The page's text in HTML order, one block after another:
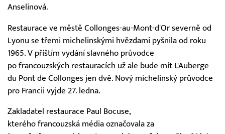
Anselinová.
Restaurace ve městě Collonges-au-Mont-d'Or severně od
Lyonu se třemi michelinskými hvězdami pyšnila od roku
1965. V příštím vydání slavného průvodce
po francouzských restauracích už ale bude mít L'Auberge
du Pont de Collonges jen dvě. Nový michelinský průvodce
pro Francii vyjde 27. ledna.
Zakladatel restaurace Paul Bocuse,
kterého francouzská média označovala za